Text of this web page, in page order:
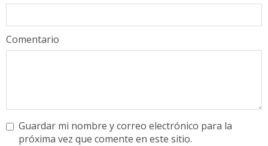
Comentario
Guardar mi nombre y correo electrónico para la
próxima vez que comente en este sitio.